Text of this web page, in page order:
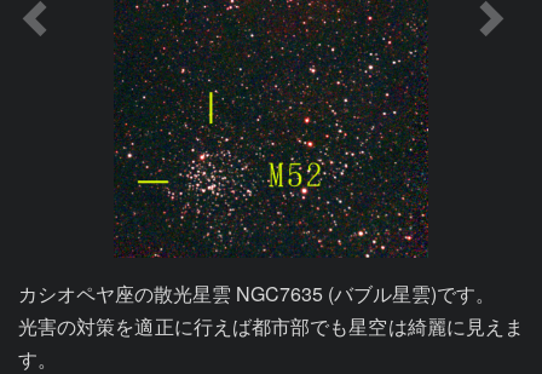
カシオペヤ座の散光星雲 NGC7635 (バブル星雲)です。
光害の対策を適正に行えば都市部でも星空は綺麗に見えま
す。